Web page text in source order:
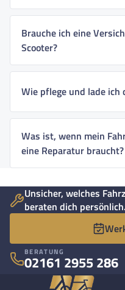
Brauche ich eine
Scooter?
Wie pflege und lade ich
Was ist, wenn mein
eine Reparatur braucht?
Unsicher, welches
beraten dich persönlich.
BERATUNG
02161 2955 286